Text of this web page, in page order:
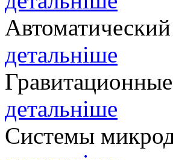
детальніше
детальніше
Системы